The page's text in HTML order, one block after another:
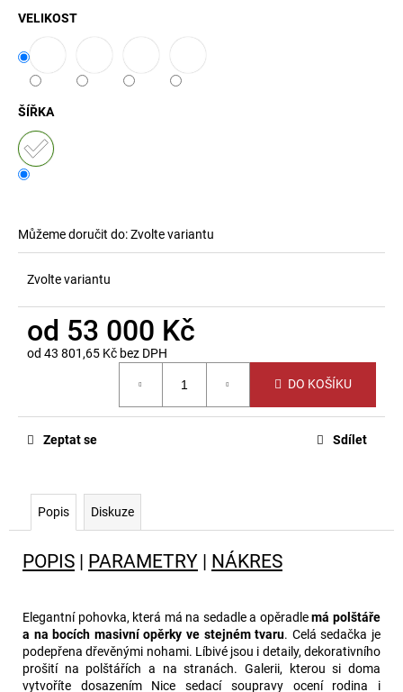
VELIKOST
ŠÍŘKA
Můžeme doručit do:Zvolte variantu
Zvolte variantu
od 53 000 Kč
od 43 801,65 Kč bez DPH
DO KOŠÍKU
Zeptat se Sdílet
Popis Diskuze
POPIS | PARAMETRY | NÁKRES
Elegantní pohovka, která má na sedadle a opěradlemá polštáře
a na bocích masivní opěrky ve stejném tvaru. Celá sedačka je
podepřena dřevěnými nohami. Líbivé jsou i detaily, dekorativního
prošití na polštářích a na stranách. Galerii, kterou si doma
vytvoříte dosazením Nice sedací soupravy ocení rodina i
CLYDE
KŘESLO
Kč